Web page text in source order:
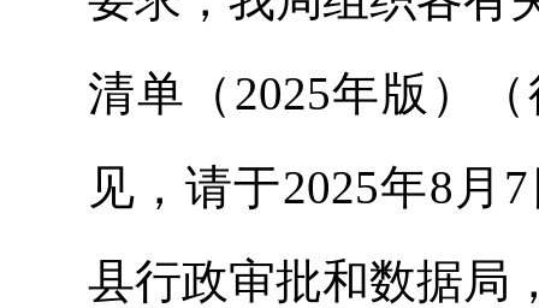
清单（2025年版）
见，请于2025年8月
县行政审批和数据局